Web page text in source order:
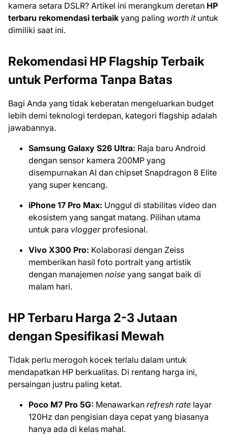
kamera setara DSLR? Artikel ini merangkum deretan HP
terbaru rekomendasi terbaik yang paling worth ituntuk
dimiliki saat ini.
Rekomendasi HP Flagship Terbaik
untuk Performa Tanpa Batas
Bagi Anda yang tidak keberatan mengeluarkan budget
lebih demi teknologi terdepan, kategori flagship adalah
jawabannya.
Samsung Galaxy S26 Ultra: Raja baru Android
dengan sensor kamera 200MP yang
disempurnakan AI dan chipset Snapdragon 8 Elite
yang super kencang.
iPhone 17 Pro Max: Unggul di stabilitas video dan
ekosistem yang sangat matang. Pilihan utama
untuk para vloggerprofesional.
Vivo X300 Pro: Kolaborasi dengan Zeiss
memberikan hasil foto portrait yang artistik
dengan manajemen noise yang sangat baik di
malam hari.
HP Terbaru Harga 2-3 Jutaan
dengan Spesifikasi Mewah
Tidak perlu merogoh kocek terlalu dalam untuk
mendapatkan HP berkualitas. Di rentang harga ini,
persaingan justru paling ketat.
Poco M7 Pro 5G: Menawarkan refresh rate layar
120Hz dan pengisian daya cepat yang biasanya
hanya ada di kelas mahal.